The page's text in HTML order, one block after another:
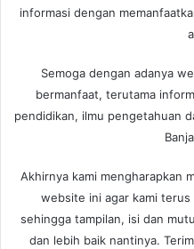
informasi dengan
Semoga dengan adanya
bermanfaat, terutama
pendidikan, ilmu pengetahuan
Akhirnya kami mengharapkan
website ini agar kami
sehingga tampilan, isi dan
dan lebih baik nantinya.